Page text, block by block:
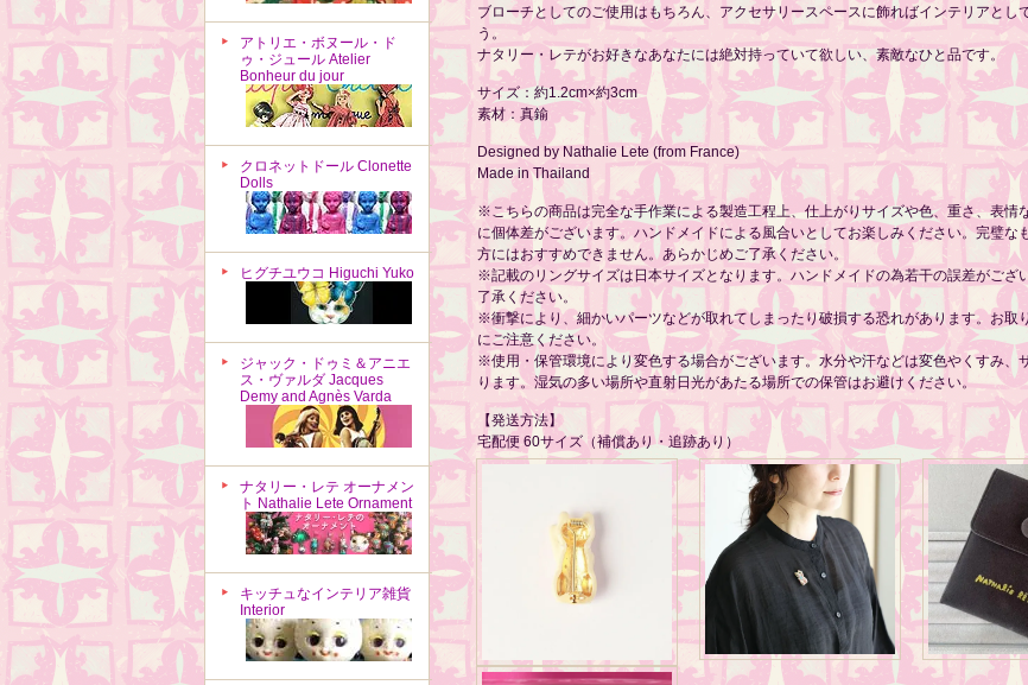
アトリエ・ボヌール・ド
ゥ・ジュール Atelier
Bonheur du jour
クロネットドール Clonette
Dolls
ヒグチユウコ Higuchi Yuko
ジャック・ドゥミ＆アニエ
ス・ヴァルダ Jacques
Demy and Agnès Varda
ナタリー・レテ オーナメン
ト Nathalie Lete Ornament
キッチュなインテリア雑貨
Interior
ブローチとしてのご使用はもちろん、アクセサリースペースに飾ればインテリアとし
う。
ナタリー・レテがお好きなあなたには絶対持っていて欲しい、素敵なひと品です。
サイズ：約1.2cm×約3cm
素材：真鍮
Designed by Nathalie Lete (from France)
Made in Thailand
※こちらの商品は完全な手作業による製造工程上、仕上がりサイズや色、重さ、表情
に個体差がございます。ハンドメイドによる風合いとしてお楽しみください。完璧な
方にはおすすめできません。あらかじめご了承ください。
※記載のリングサイズは日本サイズとなります。ハンドメイドの為若干の誤差がござ
了承ください。
※衝撃により、細かいパーツなどが取れてしまったり破損する恐れがあります。お取
にご注意ください。
※使用・保管環境により変色する場合がございます。水分や汗などは変色やくすみ、
ります。湿気の多い場所や直射日光があたる場所での保管はお避けください。
【発送方法】
宅配便 60サイズ（補償あり・追跡あり）